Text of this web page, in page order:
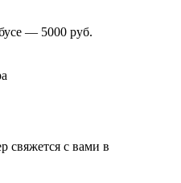
— 5000 руб.
свяжется с вами в